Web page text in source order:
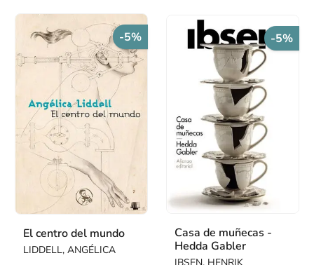
-5%
El centro del mundo
LIDDELL, ANGÉLICA
-5%
Casa de muñecas -
Hedda Gabler